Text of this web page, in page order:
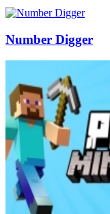
Number Digger